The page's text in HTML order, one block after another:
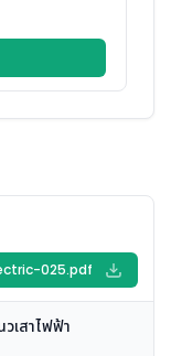
025.pdf
เสาไฟฟ้า